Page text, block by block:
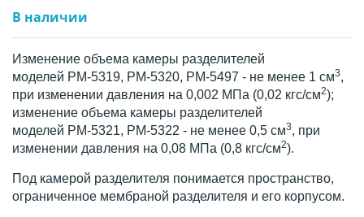
В наличии
Изменение объема камеры разделителей
моделей РМ-5319, РМ-5320, РМ-5497 - не менее 1 см3,
при изменении давления на 0,002 МПа (0,02 кгс/см2);
изменение объема камеры разделителей
моделей РМ-5321, РМ-5322 - не менее 0,5 см3, при
изменении давления на 0,08 МПа (0,8 кгс/см2).
Под камерой разделителя понимается пространство,
ограниченное мембраной разделителя и его корпусом.